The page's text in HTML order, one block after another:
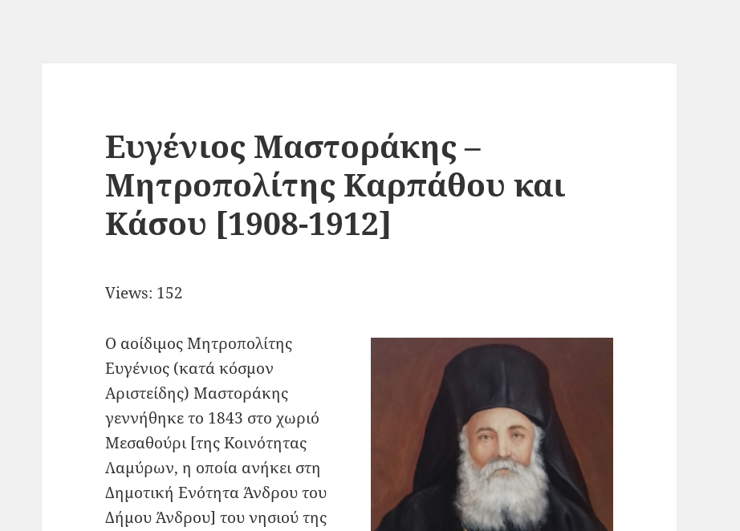
Ευγένιος Μαστοράκης –
Μητροπολίτης Καρπάθου και
Κάσου [1908-1912]
Views: 152
Ο αοίδιμος Μητροπολίτης
Ευγένιος (κατά κόσμον
Αριστείδης) Μαστοράκης
γεννήθηκε το 1843 στο χωριό
Μεσαθούρι [της Κοινότητας
Λαμύρων, η οποία ανήκει στη
Δημοτική Ενότητα Άνδρου του
Δήμου Άνδρου] του νησιού της